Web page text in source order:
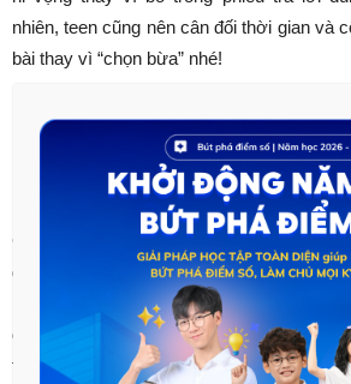
nhiên, teen cũng nên cân đối thời gian và
bài thay vì “chọn bừa” nhé!
Chớ quên phương
“thần thánh”
Cái hay của nhữngđề thi
trắc nghiệm là
đáp án bao gồm sai và đúng trộn lẫn. Vì
mà suy nghĩ mãi cũng chẳng ra được
dùng phương pháp loại trừ từng phương
tìm được đáp án đúng thôi, chẳng nhẽ đề